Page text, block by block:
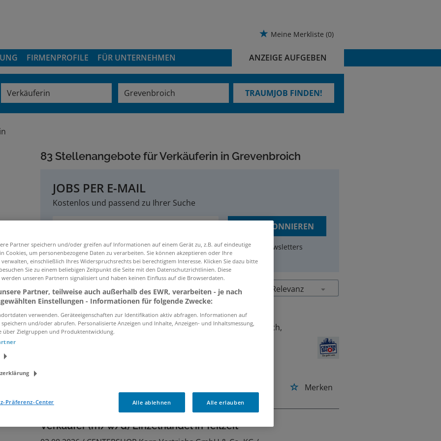
Meine Merkliste (0)
FIRMENPROFILE FÜR UNTERNEHMEN ANZEIGE AUFGEBEN
TRAUMJOB FINDEN!
83 Stellenangebote für Verkäuferin in Grevenbroich
JOBS PER E-MAIL
Kostenlos und passend zu Ihrer Suche
JOBS ABONNIEREN
Ich willige in die Verarbeitung meiner Daten zum Erhalt des Newsletters
gemäß derDatenschutzinformationenein.
Verkäufer (m/w/d)* Einzelhandel
Merken
03.08.2026 /Centershop Korn Vertriebs Gmbh & Co. Kg/ Wittlich,
Entwicklungsmöglichkeiten und einem kollegialen Umfeld.
Verkäufer (m/w/d) Einzelhandel in Teilzeit
Partner speichern und/oder greifen auf Informationen auf einem Gerät zu, z.B. auf eindeutige
Cookies, um personenbezogene Daten zu verarbeiten. Sie können akzeptieren oder Ihre
verwalten, einschließlich Ihres Widerspruchsrechts bei berechtigtem Interesse. Klicken Sie dazu bitte
Sie zu einem beliebigen Zeitpunkt die Seite mit den Datenschutzrichtlinien. Diese
werden unseren Partnern signalisiert und haben keinen Einfluss auf die Browserdaten.
Partner, teilweise auch außerhalb des EWR, verarbeiten - je nach
Einstellungen - Informationen für folgende Zwecke:
verwenden. Geräteeigenschaften zur Identifikation aktiv abfragen. Informationen auf
speichern und/oder abrufen. Personalisierte Anzeigen und Inhalte, Anzeigen- und Inhaltsmessung,
über Zielgruppen und Produktentwicklung.
Alle ablehnen Alle erlauben
Präferenz-Center